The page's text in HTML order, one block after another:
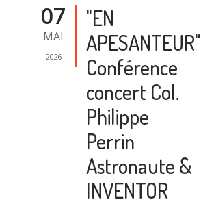
07
MAI
2026
"EN
APESANTEUR"
Conférence
concert Col.
Philippe
Perrin
Astronaute &
INVENTOR